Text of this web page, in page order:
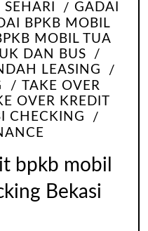
GADAI
BPKB MOBIL
MOBIL TUA
DAN BUS
LEASING
TAKE OVER
OVER KREDIT
CHECKING
bpkb mobil
Bekasi